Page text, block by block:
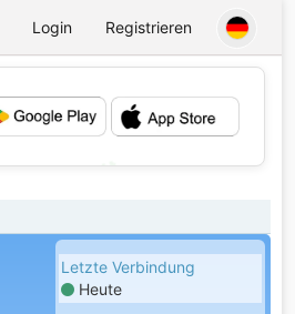
Login Registrieren
Letzte Verbindung
Heute